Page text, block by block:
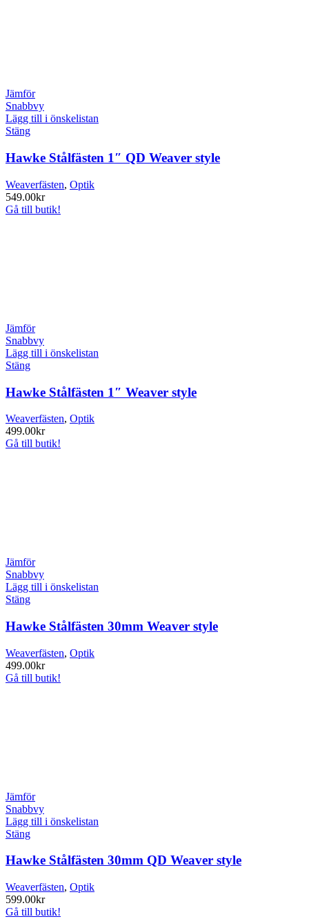
Jämför
Snabbvy
Lägg till i önskelistan
Stäng
Hawke Stålfästen 1″ QD Weaver style
Weaverfästen, Optik
549.00kr
Gå till butik!
Jämför
Snabbvy
Lägg till i önskelistan
Stäng
Hawke Stålfästen 1″ Weaver style
Weaverfästen, Optik
499.00kr
Gå till butik!
Jämför
Snabbvy
Lägg till i önskelistan
Stäng
Hawke Stålfästen 30mm Weaver style
Weaverfästen, Optik
499.00kr
Gå till butik!
Jämför
Snabbvy
Lägg till i önskelistan
Stäng
Hawke Stålfästen 30mm QD Weaver style
Weaverfästen, Optik
599.00kr
Gå till butik!